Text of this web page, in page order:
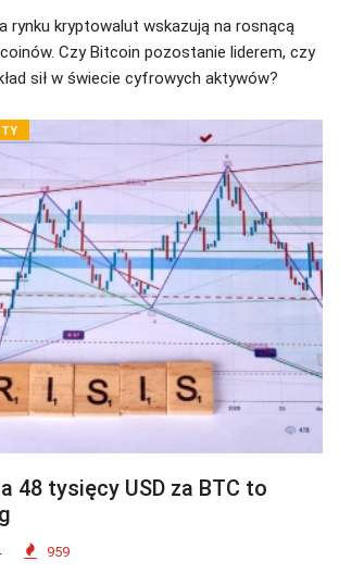
rynku kryptowalut wskazują na rosnącą
Czy Bitcoin pozostanie liderem, czy
sił w świecie cyfrowych aktywów?
48 tysięcy USD za BTC to
959